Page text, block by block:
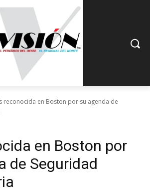
reconocida en Boston por su agenda de
en Boston por
de Seguridad